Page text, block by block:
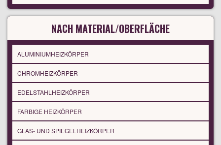
NACH MATERIAL/OBERFLÄCHE
ALUMINIUMHEIZKÖRPER
CHROMHEIZKÖRPER
EDELSTAHLHEIZKÖRPER
FARBIGE HEIZKÖRPER
GLAS- UND SPIEGELHEIZKÖRPER